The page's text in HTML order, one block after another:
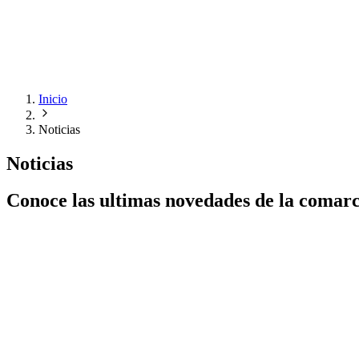
Inicio
Noticias
Noticias
Conoce las ultimas novedades de la